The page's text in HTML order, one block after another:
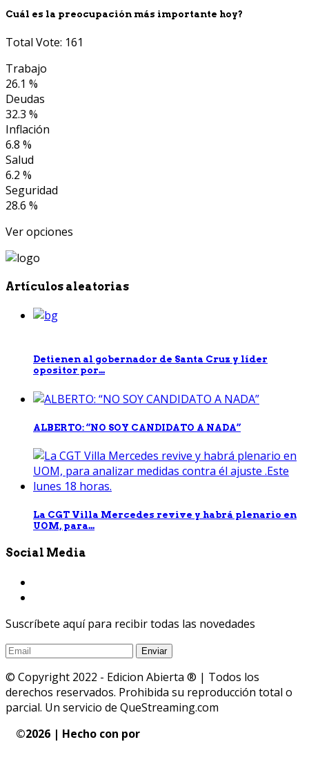
Cuál es la preocupación más importante hoy?
Total Vote: 161
Trabajo
26.1 %
Deudas
32.3 %
Inflación
6.8 %
Salud
6.2 %
Seguridad
28.6 %
Ver opciones
Artículos aleatorias
Detienen al gobernador de Santa Cruz y líder
opositor por...
ALBERTO: “NO SOY CANDIDATO A NADA”
La CGT Villa Mercedes revive y habrá plenario en
UOM, para...
Social Media
Suscríbete aquí para recibir todas las novedades
© Copyright 2022 - Edicion Abierta ® | Todos los
derechos reservados. Prohibida su reproducción total o
parcial. Un servicio de QueStreaming.com
©2026 | Hecho con por